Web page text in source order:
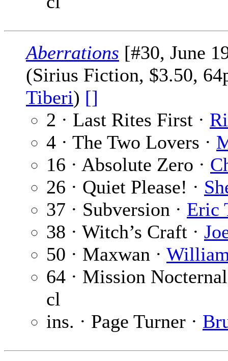
Aberrations [#30, June
(Sirius Fiction, $3.50,
Tiberi) []
2 · Last Rites First ·
4 · The Two Lovers ·
16 · Absolute Zero ·
26 · Quiet Please! ·
37 · Subversion · Eric
38 · Witch’s Craft ·
50 · Maxwan ·
64 · Mission
cl
ins. · Page Turner ·